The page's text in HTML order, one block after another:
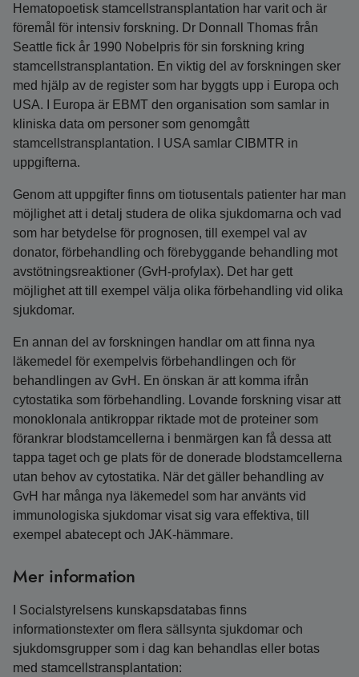
Hematopoetisk stamcellstransplantation har varit och är
föremål för intensiv forskning. Dr Donnall Thomas från
Seattle fick år 1990 Nobelpris för sin forskning kring
stamcells­transplantation. En viktig del av forskningen sker
med hjälp av de register som har byggts upp i Europa och
USA. I Europa är EBMT den organisation som samlar in
kliniska data om personer som genomgått
stamcellstransplantation. I USA samlar CIBMTR in
uppgifterna.
Genom att uppgifter finns om tiotusentals patienter har man
möjlighet att i detalj studera de olika sjukdomarna och vad
som har betydelse för prognosen, till exempel val av
donator, förbehandling och förebyggande behandling mot
avstötningsreaktioner (GvH-profylax). Det har gett
möjlighet att till exempel välja olika förbehandling vid olika
sjukdomar.
En annan del av forskningen handlar om att finna nya
läkemedel för exempelvis förbehandlingen och för
behandlingen av GvH. En önskan är att komma ifrån
cytostatika som förbehandling. Lovande forskning visar att
monoklonala antikroppar riktade mot de proteiner som
förankrar blodstamcellerna i benmärgen kan få dessa att
tappa taget och ge plats för de donerade blodstamcellerna
utan behov av cytostatika. När det gäller behandling av
GvH har många nya läkemedel som har använts vid
immunologiska sjukdomar visat sig vara effektiva, till
exempel abatecept och JAK-hämmare.
Mer information
I Socialstyrelsens kunskapsdatabas finns
informationstexter om flera sällsynta sjukdomar och
sjukdomsgrupper som i dag kan behandlas eller botas
med stamcellstransplantation: